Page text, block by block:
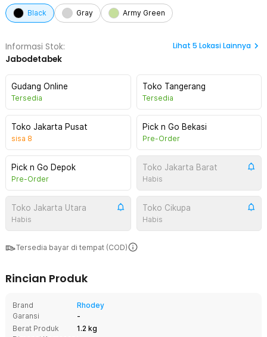
Black Gray Army Green
Informasi Stok:
Jabodetabek
Lihat 5 Lokasi Lainnya
Gudang Online
Tersedia
Toko Tangerang
Tersedia
Toko Jakarta Pusat
sisa 8
Pick n Go Bekasi
Pre-Order
Pick n Go Depok
Pre-Order
Toko Jakarta Barat
Habis
Toko Jakarta Utara
Habis
Toko Cikupa
Habis
Tersedia bayar di tempat (COD)
Rincian Produk
Brand
Rhodey
Garansi
-
Berat Produk
1.2 kg